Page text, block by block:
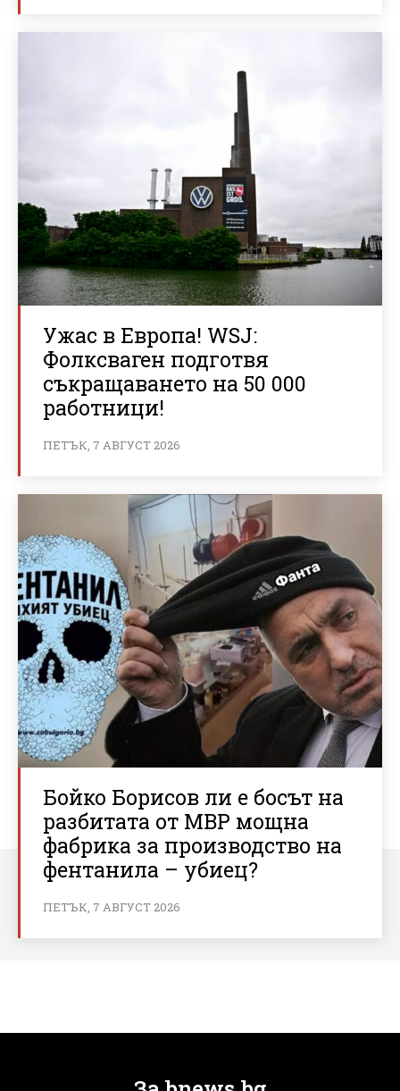
Ужас в Европа! WSJ:
Фолксваген подготвя
съкращаването на 50 000
работници!
ПЕТЪК, 7 АВГУСТ 2026
Бойко Борисов ли е босът на
разбитата от МВР мощна
фабрика за производство на
фентанила – убиец?
ПЕТЪК, 7 АВГУСТ 2026